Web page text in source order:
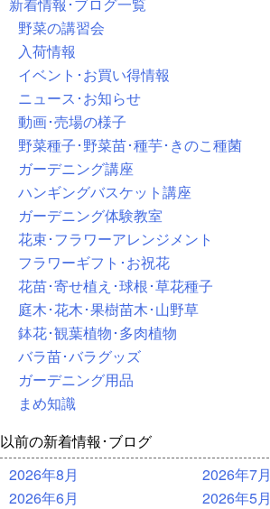
野菜の講習会
入荷情報
イベント･お買い得情報
ニュース･お知らせ
動画･売場の様子
野菜種子･野菜苗･種芋･きのこ種菌
ガーデニング講座
ハンギングバスケット講座
ガーデニング体験教室
花束･フラワーアレンジメント
フラワーギフト･お祝花
花苗･寄せ植え･球根･草花種子
庭木･花木･果樹苗木･山野草
鉢花･観葉植物･多肉植物
バラ苗･バラグッズ
ガーデニング用品
まめ知識
以前の新着情報･ブログ
2026年8月
2026年7月
2026年6月
2026年5月